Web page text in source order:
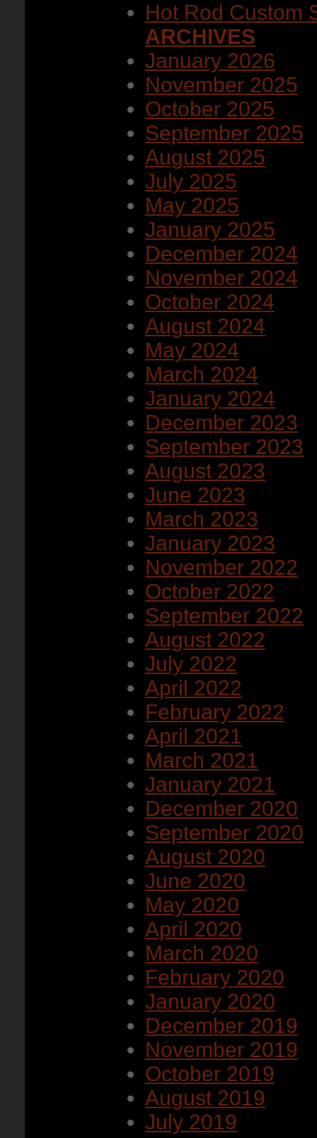
Hot Rod Custom
ARCHIVES
January 2026
November 2025
October 2025
September 2025
August 2025
July 2025
May 2025
January 2025
December 2024
November 2024
October 2024
August 2024
May 2024
March 2024
January 2024
December 2023
September 2023
August 2023
June 2023
March 2023
January 2023
November 2022
October 2022
September 2022
August 2022
July 2022
April 2022
February 2022
April 2021
March 2021
January 2021
December 2020
September 2020
August 2020
June 2020
May 2020
April 2020
March 2020
February 2020
January 2020
December 2019
November 2019
October 2019
August 2019
July 2019